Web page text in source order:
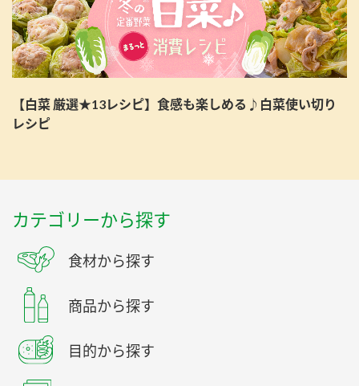
【白菜 厳選★13レシピ】食感も楽しめる♪白菜使い切り
レシピ
カテゴリーから探す
食材から探す
商品から探す
目的から探す